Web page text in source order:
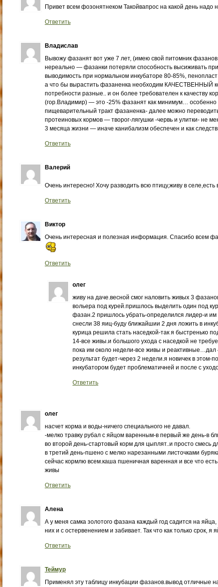
Привет всем фозонятнеком Такойвапрос на какой день надо
Ответить
Владислав
Вывожу фазанят вот уже 7 лет, (имею свой питомник фазанов
нереально — фазанки потеряли способность высиживать
выводимость при нормальном инкубаторе 80-85%,
а что бы вырастить фазаненка необходим КАЧЕСТВЕННЫЙ
потребности разные.. и он более требователен к качеству
(гор.Владимир) — это -25% фазанят как минимум…
пищеварительный тракт фазаненка- далее можно
протеиновых кормов — творог-лягушки -червь и улитки- не
3 месяца жизни — иначе канибализм обеспечен и как
Ответить
Валерий
Очень интересно! Хочу разводить всю птицу,живу в
Ответить
Виктор
Очень интересная и полезная информация. Спасибо всем
Ответить
олег
живу на даче.весной смог наловить живых 3
вольера под курей.пришлось выделить один под
фазан.2 пришлось убрать-определился лидер-и
снесли 38 яиц-буду ближайшии 2 дня ложить в
курица решила стать наседкой-так я быстренько
14-все живы.и большого ухода с наседкой не
пока им около недели-все живы и
результат будет-через 2 недели.я новичек в этом-
инкубатором будет проблематичней и после с
Ответить
олег
насчет корма и воды-ничего специального не давал.
-мелко травку рубал с яйцом варенным-в первый же день-в
во второй день-стартовый корм для цыплят..и просто смесь
в третий день-пшено с мелко нарезанными листочками
сейчас кормлю всем.каша пшеничная варенная и все что
живы
Ответить
Алена
А у меня самка золотого фазана каждый год садится на
них и с остервенением и забивает. Так что как только срок, я
Ответить
Теймур
Применял эту таблицу инкубации фазанов.вывод отличные